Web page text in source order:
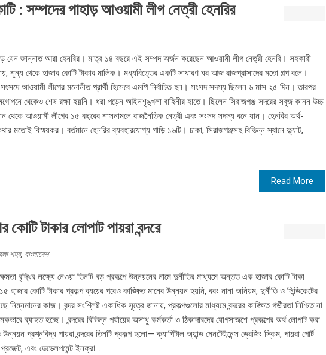
: সম্পদের পাহাড় আওয়ামী লীগ নেত্রী হেনরির
যেন জান্নাত আরা হেনরির। মাত্র ১৪ বছরে এই সম্পদ অর্জন করেছেন আওয়ামী লীগ নেত্রী হেনরি। সহকারী
শূন্য থেকে হাজার কোটি টাকার মালিক। মধ্যবিত্তের একটি সাধারণ ঘর আজ রাজপ্রাসাদের মতো গল্প বলে।
আওয়ামী লীগের মনোনীত প্রার্থী হিসেবে এমপি নির্বাচিত হন। সংসদ সদস্য ছিলেন ৬ মাস ২৫ দিন। তারপর
থেকেও শেষ রক্ষা হয়নি। ধরা পড়েন আইনশৃঙ্খলা বাহিনীর হাতে। ছিলেন সিরাজগঞ্জ সদরের সবুজ কানন উচ্চ
থেকে আওয়ামী লীগের ১৫ বছরের শাসনামলে রাজনৈতিক নেত্রী এবং সংসদ সদস্য বনে যান। হেনরির অর্থ-
মতোই বিস্ময়কর। বর্তমানে হেনরির ব্যবহারযোগ্য গাড়ি ১৬টি। ঢাকা, সিরাজগঞ্জসহ বিভিন্ন স্থানে ফ্ল্যাট,
Read More
কোটি টাকার লোপাট পায়রা বন্দরে
শহর, বাংলাদেশ
বৃদ্ধির লক্ষ্যে নেওয়া তিনটি বড় প্রকল্পে উন্নয়নের নামে দুর্নীতির মাধ্যমে অন্তত এক হাজার কোটি টাকা
কোটি টাকার প্রকল্প ব্যয়ের পরেও কাঙ্ক্ষিত মানের উন্নয়ন হয়নি, বরং নানা অনিয়ম, দুর্নীতি ও সিন্ডিকেটের
কাজ। বন্দর সংশ্লিষ্ট একাধিক সূত্রে জানায়, প্রকল্পগুলোর মাধ্যমে বন্দরের কাঙ্ক্ষিত গভীরতা নিশ্চিত না
ব্যাহত হচ্ছে। বন্দরের বিভিন্ন পর্যায়ের অসাধু কর্মকর্তা ও ঠিকাদারদের যোগসাজশে প্রকল্পের অর্থ লোপাট করা
প্রশ্নবিদ্ধ পায়রা বন্দরের তিনটি প্রকল্প হলো— ক্যাপিটাল অ্যান্ড মেনটেইনেন্স ড্রেজিং স্কিম, পায়রা পোর্ট
প্রজেক্ট, এবং ডেভেলপমেন্ট ইনফ্রা...